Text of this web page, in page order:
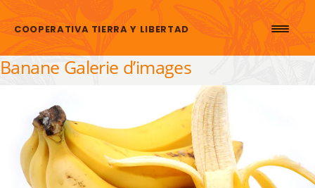
COOPERATIVA TIERRA Y LIBERTAD
Banane Galerie d’images